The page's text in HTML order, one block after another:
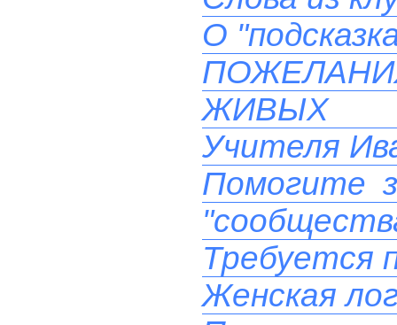
О
ЖИВЫХ
Учителя
Помогите
Требуется
Женская